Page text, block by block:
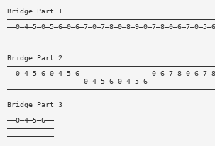
Bridge Part 1
Bridge Part 2
Bridge Part 3
———————————
——0—4—5—6——
———————————
———————————